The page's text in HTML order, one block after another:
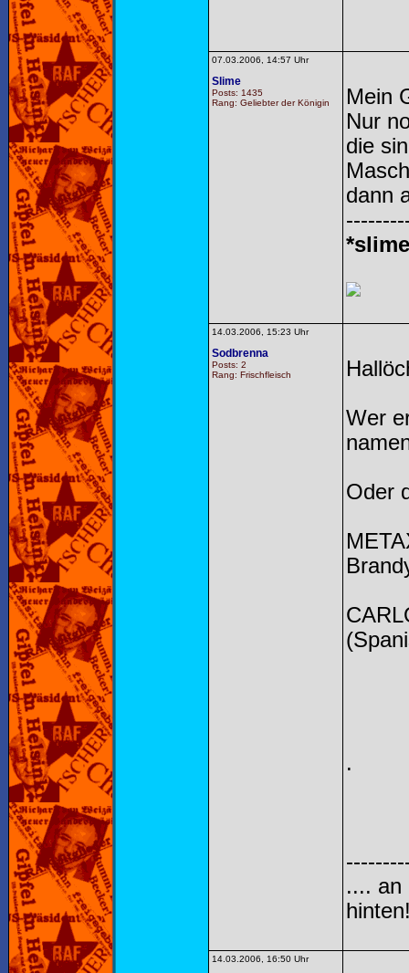
07.03.2006, 14:57 Uhr
Slime
Posts: 1435
Rang: Geliebter der Königin
Mein
Nur
die
dann
14.03.2006, 15:23 Uhr
Sodbrenna
Posts: 2
Rang: Frischfleisch
Wer
Oder
.
.... an
14.03.2006, 16:50 Uhr